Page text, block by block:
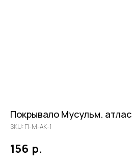
Покрывало Мусульм.
SKU: П-М-АК-1
156 р.